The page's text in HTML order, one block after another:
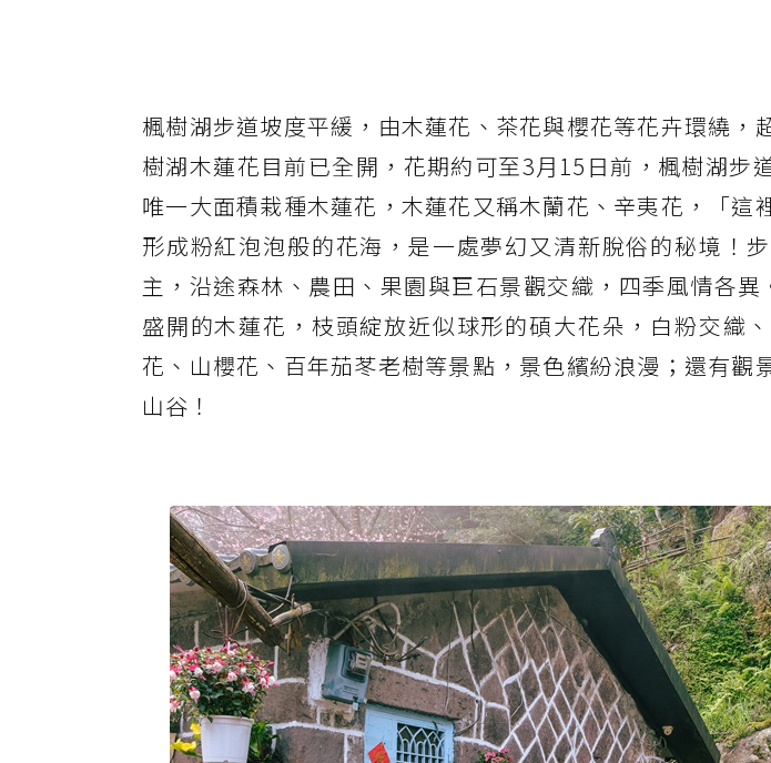
楓樹湖步道坡度平緩，由木蓮花、茶花與櫻花等花卉環繞，
樹湖木蓮花目前已全開，花期約可至3月15日前，楓樹湖步
唯一大面積栽種木蓮花，木蓮花又稱木蘭花、辛夷花，「這
形成粉紅泡泡般的花海，是一處夢幻又清新脫俗的秘境！
主，沿途森林、農田、果園與巨石景觀交織，四季風情各
盛開的木蓮花，枝頭綻放近似球形的碩大花朵，白粉交織
花、山櫻花、百年茄苳老樹等景點，景色繽紛浪漫；還有觀
山谷！